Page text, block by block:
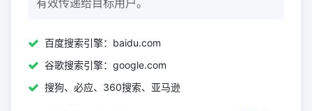
有效传递给目标用户。
百度搜索引擎：baidu.com
谷歌搜索引擎：google.com
搜狗、必应、360搜索、亚马逊